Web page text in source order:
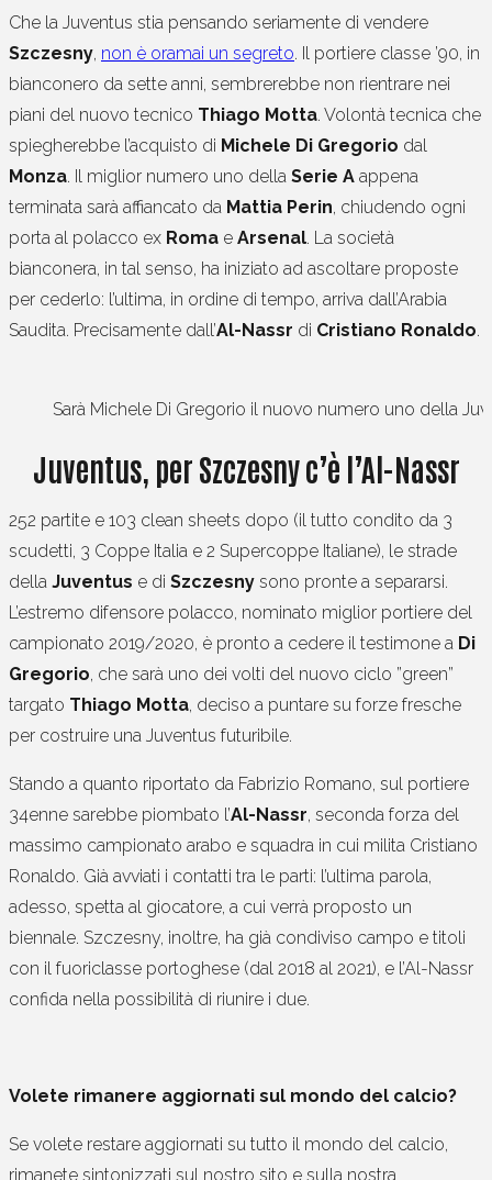
Che la Juventus stia pensando seriamente di vendere
Szczesny, non è oramai un segreto. Il portiere classe ’90, in
bianconero da sette anni, sembrerebbe non rientrare nei
piani del nuovo tecnico Thiago Motta. Volontà tecnica che
spiegherebbe l’acquisto di Michele Di Gregorio dal
Monza. Il miglior numero uno della Serie A appena
terminata sarà affiancato da Mattia Perin, chiudendo ogni
porta al polacco ex Roma e Arsenal. La società
bianconera, in tal senso, ha iniziato ad ascoltare proposte
per cederlo: l’ultima, in ordine di tempo, arriva dall’Arabia
Saudita. Precisamente dall’Al-Nassr di Cristiano Ronaldo.
Sarà Michele Di Gregorio il nuovo numero uno della
Juventus, per Szczesny c’è l’Al-Nassr
252 partite e 103 clean sheets dopo (il tutto condito da 3
scudetti, 3 Coppe Italia e 2 Supercoppe Italiane), le strade
della Juventus e di Szczesny sono pronte a separarsi.
L’estremo difensore polacco, nominato miglior portiere del
campionato 2019/2020, è pronto a cedere il testimone a Di
Gregorio, che sarà uno dei volti del nuovo ciclo ”green”
targato Thiago Motta, deciso a puntare su forze fresche
per costruire una Juventus futuribile.
Stando a quanto riportato da Fabrizio Romano, sul portiere
34enne sarebbe piombato l’Al-Nassr, seconda forza del
massimo campionato arabo e squadra in cui milita Cristiano
Ronaldo. Già avviati i contatti tra le parti: l’ultima parola,
adesso, spetta al giocatore, a cui verrà proposto un
biennale. Szczesny, inoltre, ha già condiviso campo e titoli
con il fuoriclasse portoghese (dal 2018 al 2021), e l’Al-Nassr
confida nella possibilità di riunire i due.
Volete rimanere aggiornati sul mondo del calcio?
Se volete restare aggiornati su tutto il mondo del calcio,
rimanete sintonizzati sul nostro sito e sulla nostra